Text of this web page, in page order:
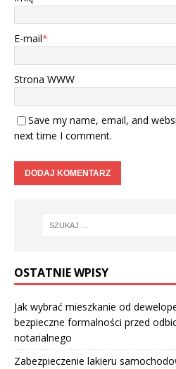
E-mail*
Strona WWW
Save my name, email, and
next time I comment.
OSTATNIE WPISY
Jak wybrać mieszkanie od
bezpieczne formalności przed
notarialnego
Zabezpieczenie lakieru